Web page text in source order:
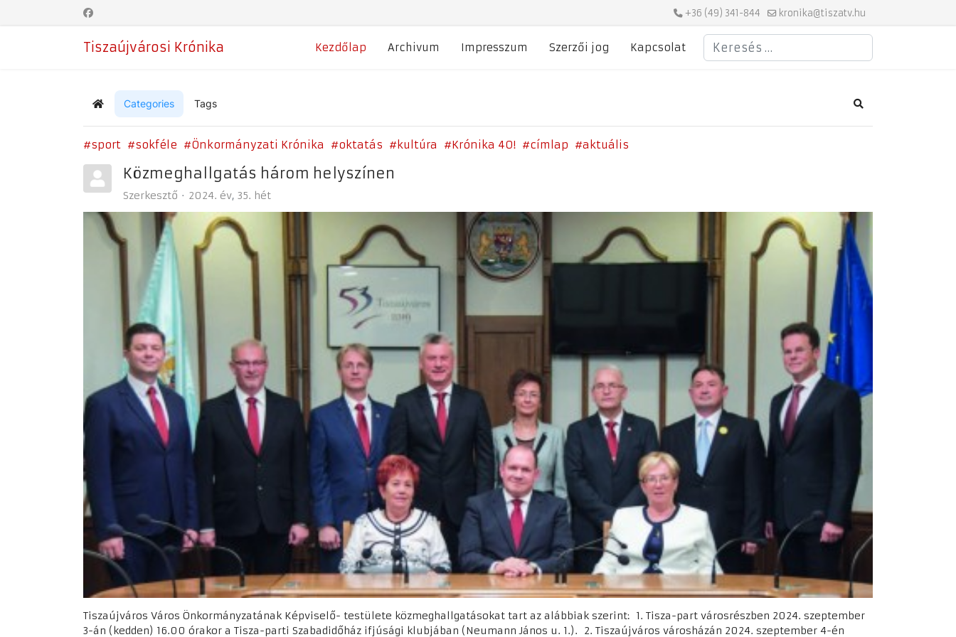
+36 (49) 341-844 kronika@tiszatv.hu
Tiszaújvárosi Krónika Kezdőlap Archivum Impresszum Szerzői jog Kapcsolat
Keresés
Home Categories Tags Search
sport sokféle Önkormányzati Krónika oktatás kultúra Krónika 40! címlap aktuális
Közmeghallgatás három helyszínen
Szerkesztő 2024. év 35. hét
Tiszaújváros Város Önkormányzatának Képviselő- testülete közmeghallgatásokat tart az alábbiak szerint: 1. Tisza-part városrészben 2024. szeptember
3-án (kedden) 16.00 órakor a Tisza-parti Szabadidőház ifjúsági klubjában (Neumann János u. 1.). 2. Tiszaújváros városházán 2024. szeptember 4-én